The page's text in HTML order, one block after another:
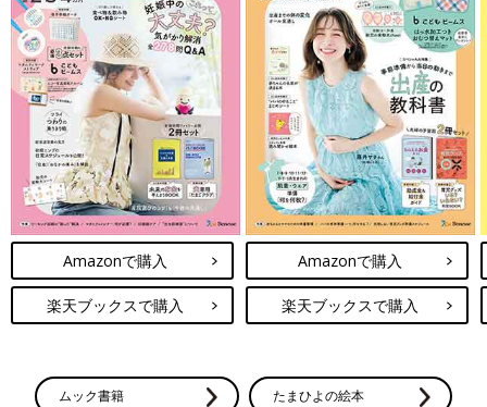
Amazonで購入
楽天ブックスで購入
Amazonで購入
楽天ブックスで購入
ムック書籍 たまひよの絵本